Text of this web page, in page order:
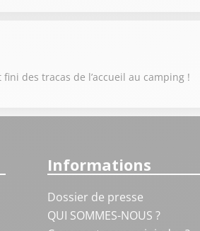
des tracas de l’accueil au camping !
Informations
Dossier de presse
QUI SOMMES-NOUS ?